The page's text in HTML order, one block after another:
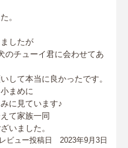
。
したが
のチューイ君に会わせてあ
して本当に良かったです。
まめに
に見ています♪
て家族一同
いました。
レビュー投稿日 2023年9月3日